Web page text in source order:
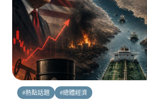
#熱點話題 #總體經濟